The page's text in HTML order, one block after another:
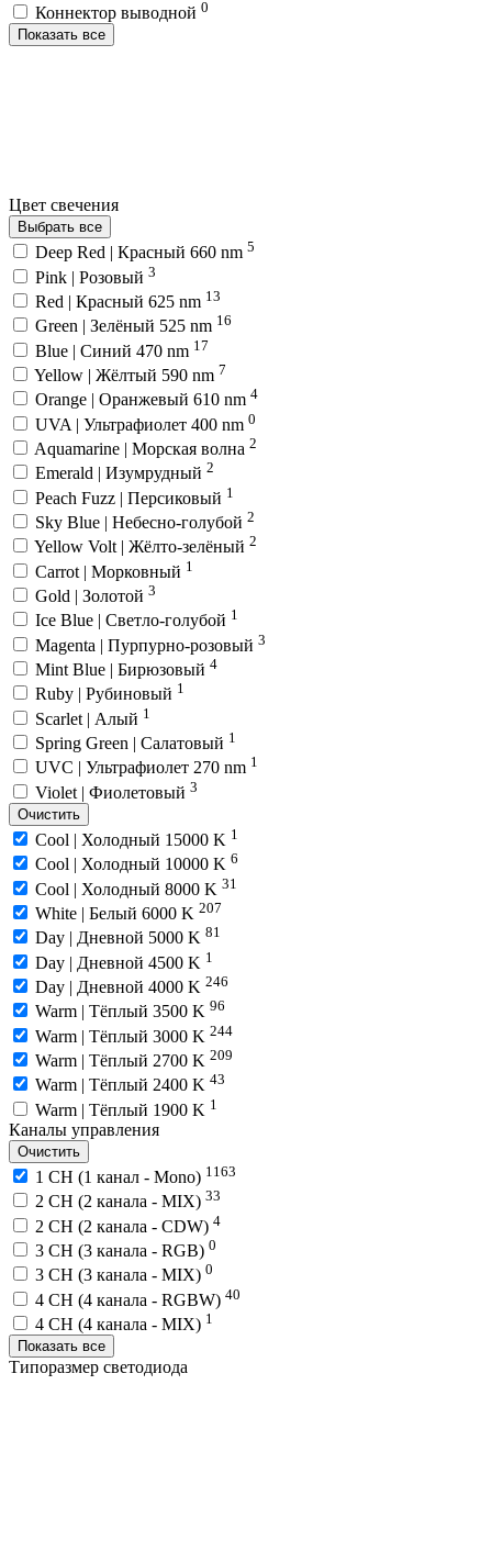
Коннектор выводной 0
Показать все
Цвет свечения
Выбрать все
Deep Red | Красный 660 nm 5
Pink | Розовый 3
Red | Красный 625 nm 13
Green | Зелёный 525 nm 16
Blue | Синий 470 nm 17
Yellow | Жёлтый 590 nm 7
Orange | Оранжевый 610 nm 4
UVA | Ультрафиолет 400 nm 0
Aquamarine | Морская волна 2
Emerald | Изумрудный 2
Peach Fuzz | Персиковый 1
Sky Blue | Небесно-голубой 2
Yellow Volt | Жёлто-зелёный 2
Carrot | Морковный 1
Gold | Золотой 3
Ice Blue | Светло-голубой 1
Magenta | Пурпурно-розовый 3
Mint Blue | Бирюзовый 4
Ruby | Рубиновый 1
Scarlet | Алый 1
Spring Green | Салатовый 1
UVC | Ультрафиолет 270 nm 1
Violet | Фиолетовый 3
Очистить
Cool | Холодный 15000 K 1
Cool | Холодный 10000 K 6
Cool | Холодный 8000 K 31
White | Белый 6000 K 207
Day | Дневной 5000 K 81
Day | Дневной 4500 K 1
Day | Дневной 4000 K 246
Warm | Тёплый 3500 K 96
Warm | Тёплый 3000 K 244
Warm | Тёплый 2700 K 209
Warm | Тёплый 2400 K 43
Warm | Тёплый 1900 K 1
Каналы управления
Очистить
1 CH (1 канал - Mono) 1163
2 CH (2 канала - MIX) 33
2 CH (2 канала - CDW) 4
3 CH (3 канала - RGB) 0
3 CH (3 канала - MIX) 0
4 CH (4 канала - RGBW) 40
4 CH (4 канала - MIX) 1
Показать все
Типоразмер светодиода